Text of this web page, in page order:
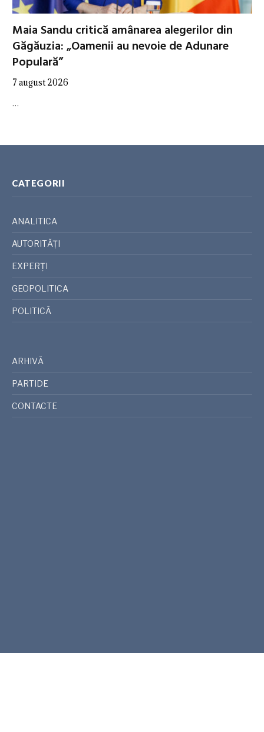
Maia Sandu critică amânarea alegerilor din
Găgăuzia: „Oamenii au nevoie de Adunare
Populară”
7 august 2026
…
CATEGORII
ANALITICA
AUTORITĂȚI
EXPERȚI
GEOPOLITICA
POLITICĂ
ARHIVĂ
PARTIDE
CONTACTE